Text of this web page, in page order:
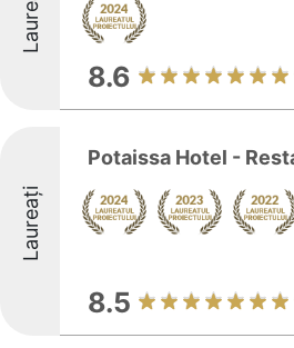
8.6
Laureați
Potaissa Hotel -
8.5